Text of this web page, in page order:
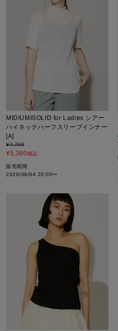
MIDIUMISOLID for Ladies シアー
ハイネックハーフスリーブインナー
[A]
¥7,700
¥5,390税込
販売期間
2026/08/04 20:00〜